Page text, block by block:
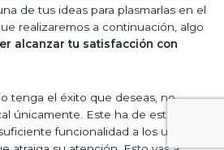
de tus ideas para plasmarlas en el
realizaremos a continuación, algo
alcanzar tu satisfacción con
tenga el éxito que deseas, no
únicamente. Este ha de estar bien
funcionalidad a los usuarios